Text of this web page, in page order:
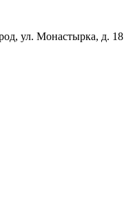
ул. Монастырка, д. 18